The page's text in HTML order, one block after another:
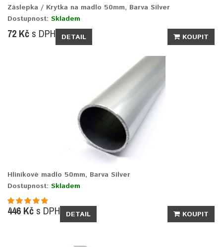
Záslepka / Krytka na madlo 50mm, Barva Silver
Dostupnost: Skladem
72 Kč s DPH DETAIL KOUPIT
Hliníkové madlo 50mm, Barva Silver
Dostupnost: Skladem
446 Kč s DPH DETAIL KOUPIT